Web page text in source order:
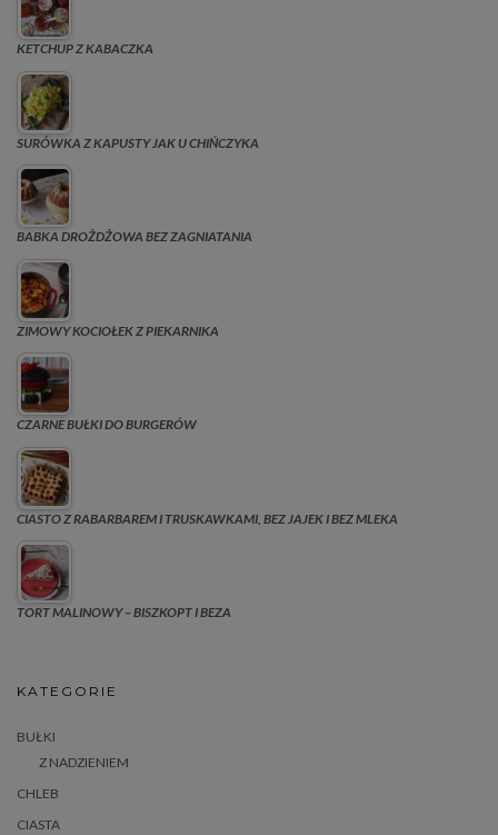
KETCHUP Z KABACZKA
SURÓWKA Z KAPUSTY JAK U CHIŃCZYKA
BABKA DROŻDŻOWA BEZ ZAGNIATANIA
ZIMOWY KOCIOŁEK Z PIEKARNIKA
CZARNE BUŁKI DO BURGERÓW
CIASTO Z RABARBAREM I TRUSKAWKAMI, BEZ JAJEK I BEZ MLEKA
TORT MALINOWY – BISZKOPT I BEZA
KATEGORIE
BUŁKI
Z NADZIENIEM
CHLEB
CIASTA